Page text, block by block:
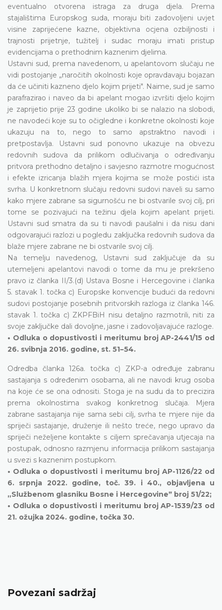
eventualno otvorena istraga za druga djela. Prema
stajalištima Europskog suda, moraju biti zadovoljeni uvjet
visine zaprijećene kazne, objektivna ocjena ozbiljnosti i
trajnosti prijetnje, tužitelj i sudac moraju imati pristup
evidencijama o prethodnim kaznenim djelima.
Ustavni sud, prema navedenom, u apelantovom slučaju ne
vidi postojanje „naročitih okolnosti koje opravdavaju bojazan
da će učiniti kazneno djelo kojim prijeti". Naime, sud je samo
parafrazirao i naveo da bi apelant mogao izvršiti djelo kojim
je zaprijetio prije 23 godine ukoliko bi se nalazio na slobodi,
ne navodeći koje su to očigledne i konkretne okolnosti koje
ukazuju na to, nego to samo apstraktno navodi i
pretpostavlja. Ustavni sud ponovno ukazuje na obvezu
redovnih sudova da prilikom odlučivanja o određivanju
pritvora prethodno detaljno i savjesno razmotre mogućnost
i efekte izricanja blažih mjera kojima se može postići ista
svrha. U konkretnom slučaju redovni sudovi naveli su samo
kako mjere zabrane sa sigurnošću ne bi ostvarile svoj cilj, pri
tome se pozivajući na težinu djela kojim apelant prijeti.
Ustavni sud smatra da su ti navodi paušalni i da nisu dani
odgovarajući razlozi u pogledu zaključka redovnih sudova da
blaže mjere zabrane ne bi ostvarile svoj cilj.
Na temelju navedenog, Ustavni sud zaključuje da su
utemeljeni apelantovi navodi o tome da mu je prekršeno
pravo iz članka II/3.(d) Ustava Bosne i Hercegovine i članka
5. stavak 1. točka c) Europske konvencije budući da redovni
sudovi postojanje posebnih pritvorskih razloga iz članka 146.
stavak 1. točka c) ZKPFBiH nisu detaljno razmotrili, niti za
svoje zaključke dali dovoljne, jasne i zadovoljavajuće razloge.
• Odluka o dopustivosti i meritumu broj AP-2441/15 od
26. svibnja 2016. godine, st. 51–54.
Odredba članka 126a. točka c) ZKP-a određuje zabranu
sastajanja s određenim osobama, ali ne navodi krug osoba
na koje će se ona odnositi. Stoga je na sudu da to precizira
prema okolnostima svakog konkretnog slučaja. Mjera
zabrane sastajanja nije sama sebi cilj, svrha te mjere nije da
spriječi sastajanje, druženje ili nešto treće, nego upravo da
spriječi neželjene kontakte s ciljem sprečavanja utjecaja na
postupak, odnosno razmjenu informacija prilikom sastajanja
u svezi s kaznenim postupkom.
• Odluka o dopustivosti i meritumu broj AP-1126/22 od
6. srpnja 2022. godine, toč. 39. i 40., objavljena u
„Službenom glasniku Bosne i Hercegovineˮ broj 51/22;
• Odluka o dopustivosti i meritumu broj AP-1539/23 od
21. ožujka 2024. godine, točka 30.
Povezani sadržaj